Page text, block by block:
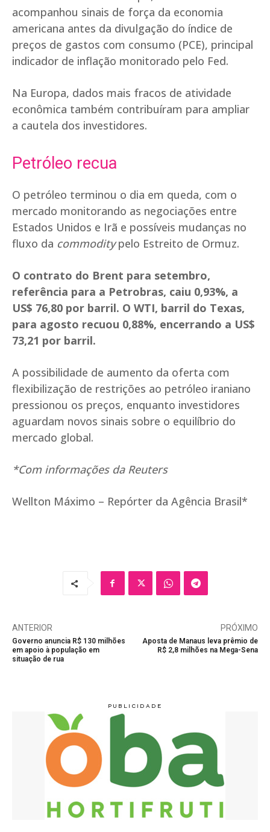
acompanhou sinais de força da economia
americana antes da divulgação do índice de
preços de gastos com consumo (PCE), principal
indicador de inflação monitorado pelo Fed.
Na Europa, dados mais fracos de atividade
econômica também contribuíram para ampliar
a cautela dos investidores.
Petróleo recua
O petróleo terminou o dia em queda, com o
mercado monitorando as negociações entre
Estados Unidos e Irã e possíveis mudanças no
fluxo da commoditypelo Estreito de Ormuz.
O contrato do Brent para setembro,
referência para a Petrobras, caiu 0,93%, a
US$ 76,80 por barril. O WTI, barril do Texas,
para agosto recuou 0,88%, encerrando a US$
73,21 por barril.
A possibilidade de aumento da oferta com
flexibilização de restrições ao petróleo iraniano
pressionou os preços, enquanto investidores
aguardam novos sinais sobre o equilíbrio do
mercado global.
*Com informações da Reuters
Wellton Máximo – Repórter da Agência Brasil*
ANTERIOR
Governo anuncia R$ 130 milhões
em apoio à população em
situação de rua
PRÓXIMO
Aposta de Manaus leva prêmio de
R$ 2,8 milhões na Mega-Sena